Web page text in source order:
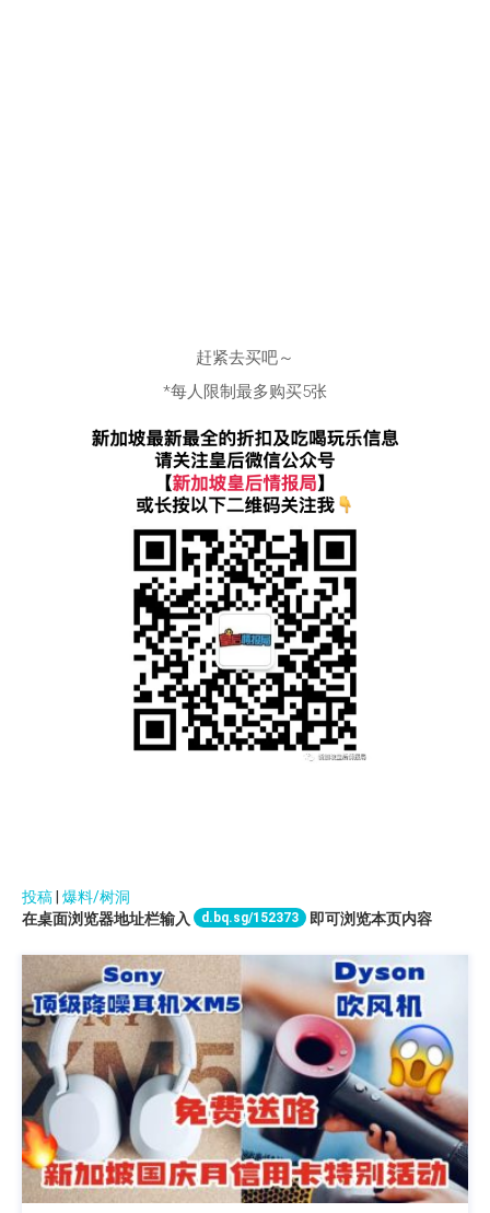
赶紧去买吧～
*每人限制最多购买5张
投稿 爆料/树洞
在桌面浏览器地址栏输入
d.bq.sg/152373 即可浏览本页内容